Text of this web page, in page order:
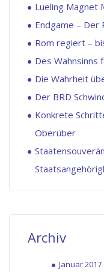
Lueling Magnet
Endgame – Der
Rom regiert –
Des Wahnsinns
Die Wahrheit
Der BRD
Konkrete
Oberüber
Archiv
Januar 2017